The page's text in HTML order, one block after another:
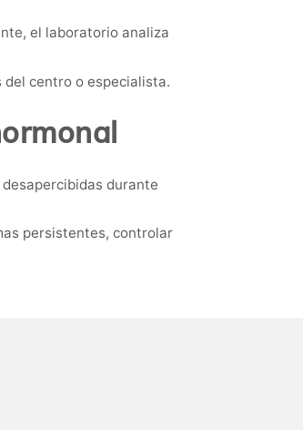
el laboratorio analiza
del centro o especialista.
durante
persistentes, controlar